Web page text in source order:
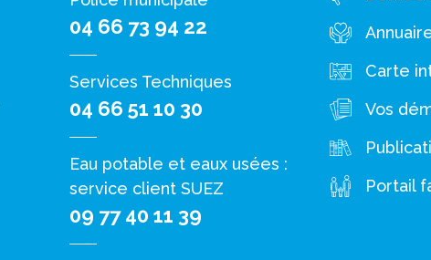
04 66 73 94 22
Services Techniques
04 66 51 10 30
Eau potable et eaux usées :
service client SUEZ
09 77 40 11 39
Carte
Vos
Portail